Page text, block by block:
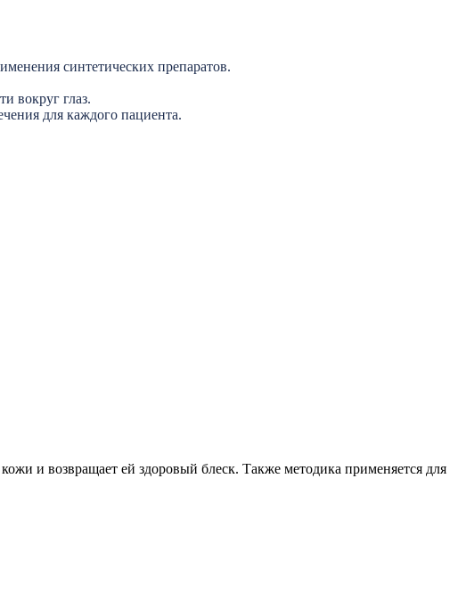
синтетических препаратов.
вокруг глаз.
для каждого пациента.
и возвращает ей здоровый блеск. Также методика применяется для